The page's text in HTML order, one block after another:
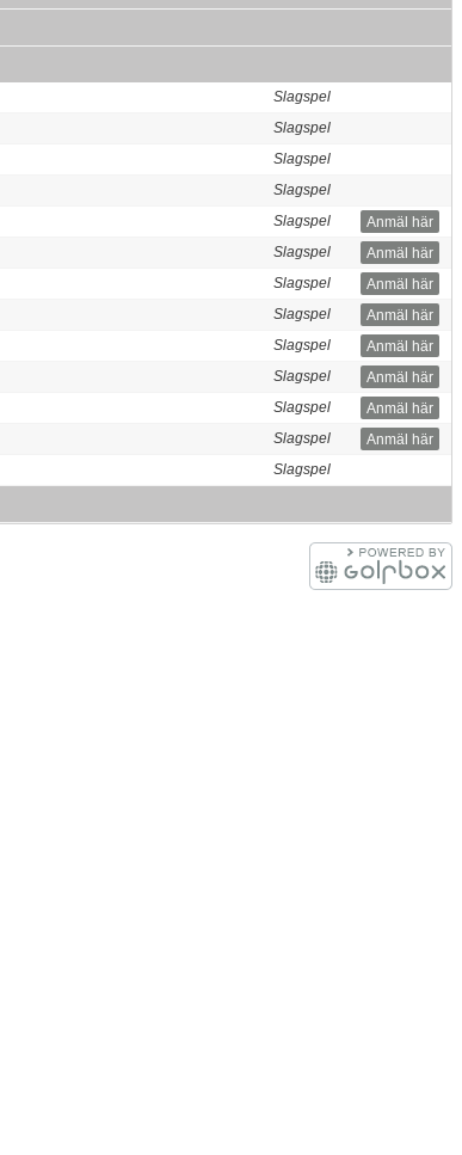
Slagspel
Slagspel
Slagspel
Slagspel
Anmäl här
Slagspel
Anmäl här
Slagspel
Anmäl här
Slagspel
Anmäl här
Slagspel
Anmäl här
Slagspel
Anmäl här
Slagspel
Anmäl här
Slagspel
Anmäl här
Slagspel
Slagspel